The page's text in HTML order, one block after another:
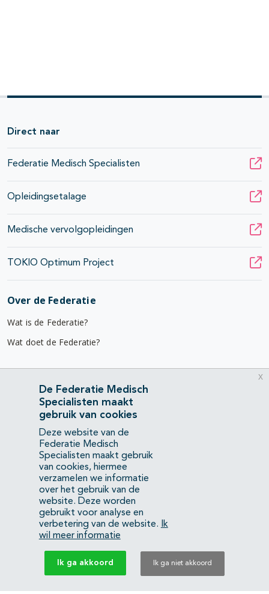
Direct naar
Federatie Medisch Specialisten
Opleidingsetalage
Medische vervolgopleidingen
TOKIO Optimum Project
Over de Federatie
Wat is de Federatie?
Wat doet de Federatie?
Nuttige links
Diensten & advies
Werken bij
Gebruikersvoorwaarden
Privacyverklaring
Contact
Mercatorlaan 1200
3528 BL Utrecht
(088) 505 34 34
info@richtlijnendatabase.nl
YouTubeLinkedIn
De Federatie Medisch
Specialisten maakt
gebruik van cookies
Deze website van de
Federatie Medisch
Specialisten maakt gebruik
van cookies, hiermee
verzamelen we informatie
over het gebruik van de
website. Deze worden
gebruikt voor analyse en
verbetering van de website.
Ik
wil meer informatie
Ik ga akkoord Ik ga niet akkoord
x